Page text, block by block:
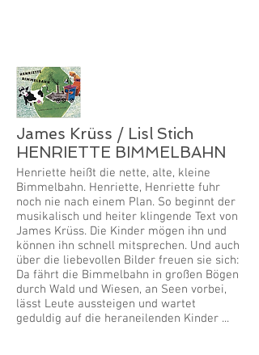
James Krüss / Lisl Stich
HENRIETTE BIMMELBAHN
Henriette heißt die nette, alte, kleine
Bimmelbahn. Henriette, Henriette fuhr
noch nie nach einem Plan. So beginnt der
musikalisch und heiter klingende Text von
James Krüss. Die Kinder mögen ihn und
können ihn schnell mitsprechen. Und auch
über die liebevollen Bilder freuen sie sich:
Da fährt die Bimmelbahn in großen Bögen
durch Wald und Wiesen, an Seen vorbei,
lässt Leute aussteigen und wartet
geduldig auf die heraneilenden Kinder ...